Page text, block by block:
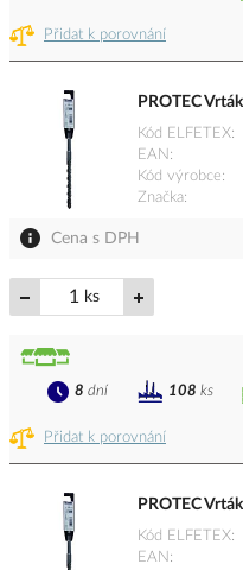
Přidat k porovnání
PROTEC
Kód ELFETEX
EAN
Kód výrobce
Značka
Cena s DPH
ks
Přidat k porovnání
8 dní 108 ks
PROTEC
Kód ELFETEX
EAN